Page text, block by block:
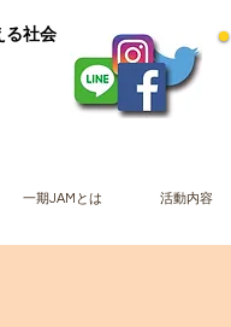
社会
一期JAMとは 活動内容